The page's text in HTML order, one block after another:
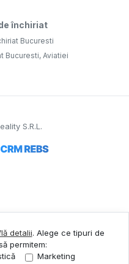
închiriat
Bucuresti
Bucuresti, Aviatiei
S.R.L.
detalii. Alege ce tipuri de
permitem:
Marketing